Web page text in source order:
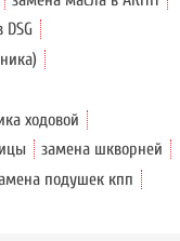
ходовой
замена шкворней
подушек кпп